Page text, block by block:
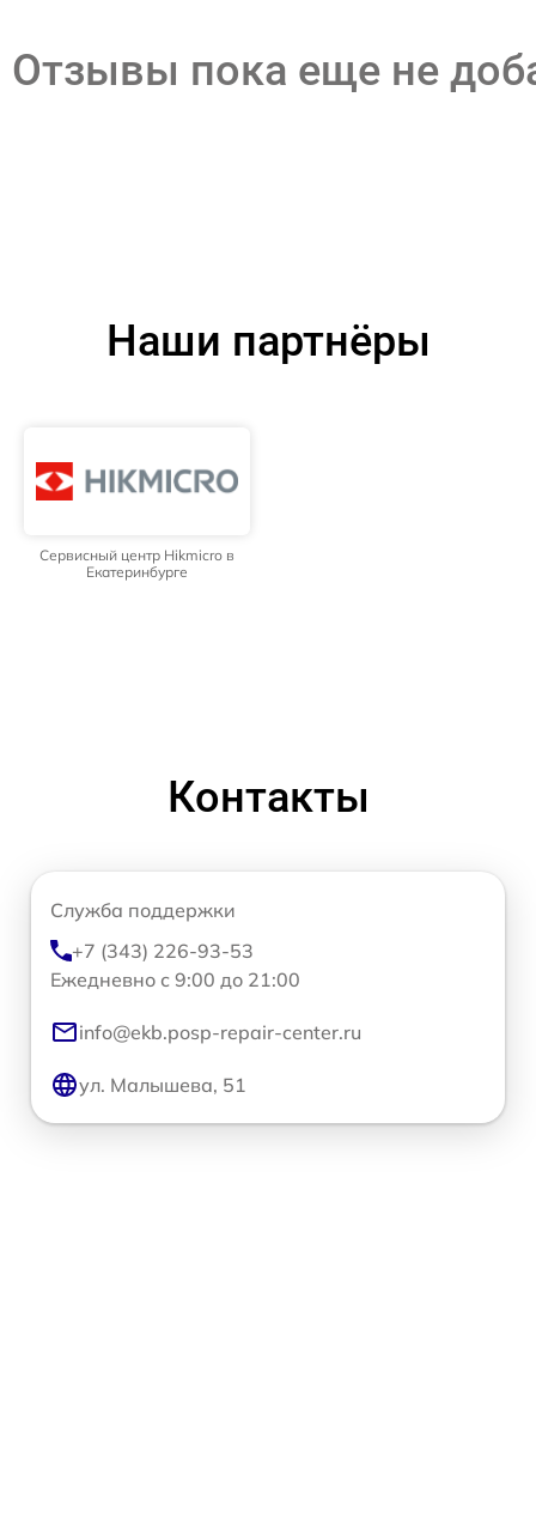
Отзывы пока еще не
Наши партнёры
Сервисный центр Hikmicro в
Екатеринбурге
Контакты
Служба поддержки
+7 (343) 226-93-53
Ежедневно с 9:00 до 21:00
info@ekb.posp-repair-center.ru
ул. Малышева, 51